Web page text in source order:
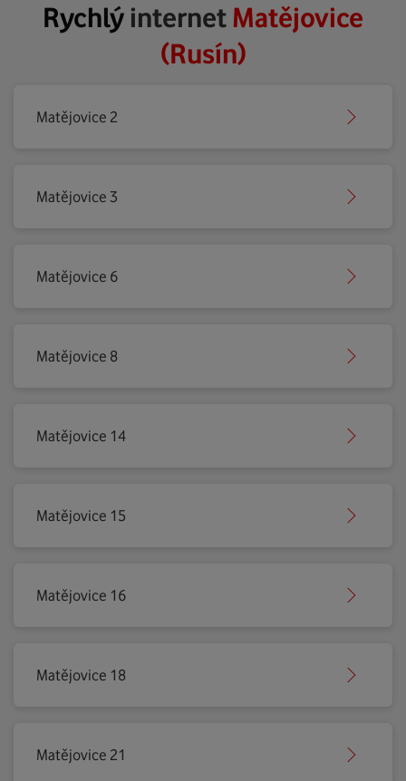
Rychlýinternet Matějovice
(Rusín)
Matějovice 2
Matějovice 3
Matějovice 6
Matějovice 8
Matějovice 14
Matějovice 15
Matějovice 16
Matějovice 18
Matějovice 21